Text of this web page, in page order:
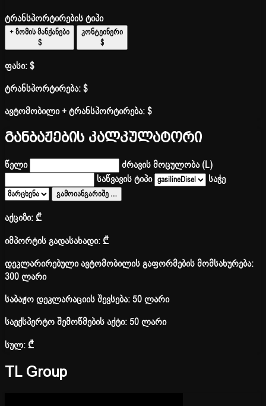
ტრანსპორტირების ტიპი
+ ზომის მანქანები
$
კონტეინერი
$
ფასი:$
ტრანსპორტირება:$
ავტომობილი + ტრანსპორტირება:$
განბაჟების კალკულატორი
წელი
ძრავის მოცულობა (L)
საწვავის ტიპი
საჭე
გამოიანგარიშე …
აქციზი:₾
იმპორტის გადასახადი:₾
დეკლარირებული ავტომობილის გაფორმების მომსახურება:
300 ლარი
საბაჟო დეკლარაციის შევსება: 50 ლარი
საექსპერტო შემოწმების აქტი: 50 ლარი
სულ:₾
TL Group